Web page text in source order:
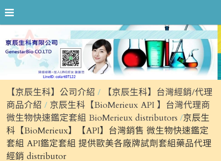
【京辰生科】公司介紹
【京辰生科】台灣經銷/代理
商品介紹 京辰生科【BioMerieux API 】台灣代理商
微生物快速鑑定套組 BioMerieux distributors 京辰生
科【BioMerieux】【API】台灣銷售 微生物快速鑑定
套組 API鑑定套組 提供歐美各廠牌試劑套組藥品代理
經銷 distributor